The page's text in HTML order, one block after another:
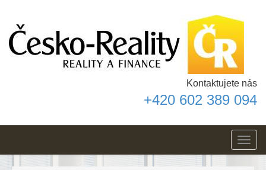
Kontaktujete nás
+420 602 389 094